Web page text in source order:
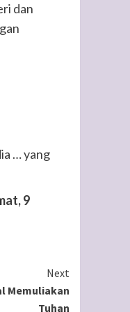
dan
… yang
9
Next
Memuliakan
Tuhan